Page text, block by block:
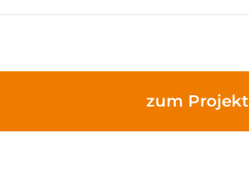
zum Projekt